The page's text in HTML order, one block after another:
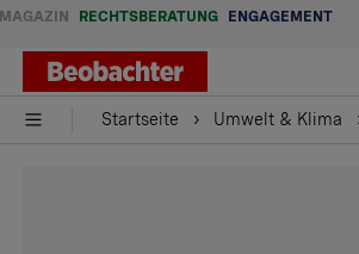
MAGAZIN RECHTSBERATUNG ENGAGEMENT
Startseite Umwelt & Klima